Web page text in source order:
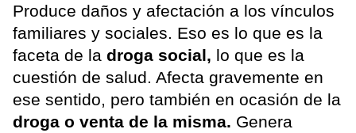
Produce daños y afectación a los vínculos
familiares y sociales. Eso es lo que es la
faceta de la droga social, lo que es la
cuestión de salud. Afecta gravemente en
ese sentido, pero también en ocasión de la
droga o venta de la misma. Genera